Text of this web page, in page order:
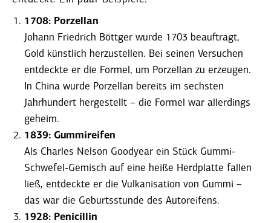
1708: Porzellan
Johann Friedrich Böttger wurde 1703 beauf­tragt,
Gold künstlich herzu­stellen. Bei seinen Versuchen
entdeckte er die Formel, um Porzellan zu erzeugen.
In China wurde Porzellan bereits im sechsten
Jahrhundert herge­stellt – die Formel war aller­dings
geheim.
1839: Gummi­reifen
Als Charles Nelson Good­year ein Stück Gummi-
Schwefel-Gemisch auf eine heiße Herdplatte fallen
ließ, entdeckte er die Vulka­ni­sation von Gummi –
das war die Geburts­stunde des Autoreifens.
1928: Penicillin